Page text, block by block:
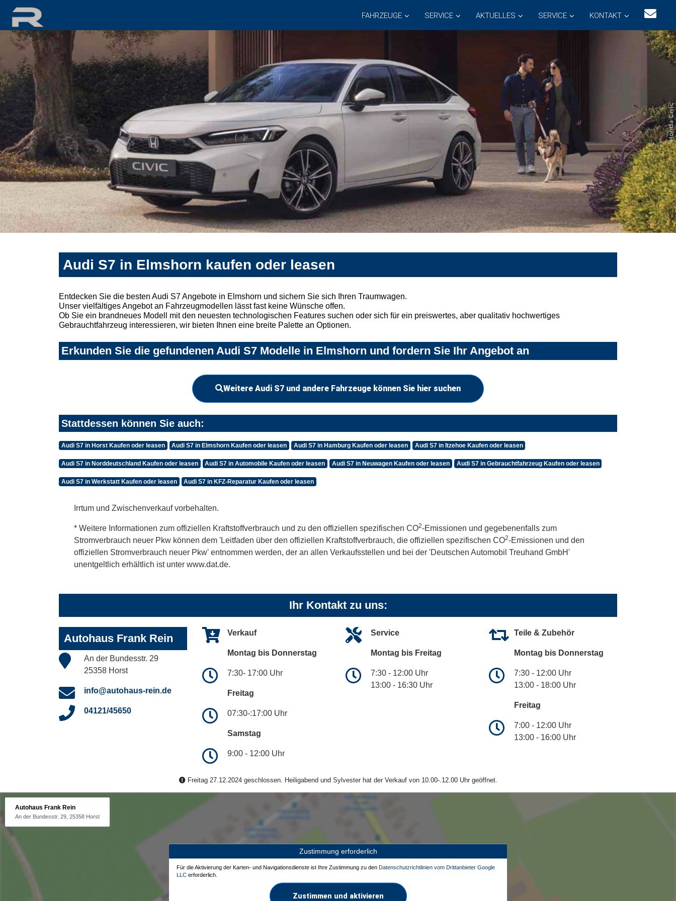
FAHRZEUGE SERVICE AKTUELLES SERVICE KONTAKT
Audi S7 in Elmshorn kaufen oder leasen
Entdecken Sie die besten Audi S7 Angebote in Elmshorn und sichern Sie sich Ihren Traumwagen.
Unser vielfältiges Angebot an Fahrzeugmodellen lässt fast keine Wünsche offen.
Ob Sie ein brandneues Modell mit den neuesten technologischen Features suchen oder sich für ein preiswertes, aber qualitativ hochwertiges
Gebrauchtfahrzeug interessieren, wir bieten Ihnen eine breite Palette an Optionen.
Erkunden Sie die gefundenen Audi S7 Modelle in Elmshorn und fordern Sie Ihr Angebot an
Weitere Audi S7 und andere Fahrzeuge können Sie hier suchen
Stattdessen können Sie auch:
Audi S7 in Horst Kaufen oder leasen Audi S7 in Elmshorn Kaufen oder leasen Audi S7 in Hamburg Kaufen oder leasen Audi S7 in Itzehoe Kaufen oder leasen
Audi S7 in Norddeutschland Kaufen oder leasen Audi S7 in Automobile Kaufen oder leasen Audi S7 in Neuwagen Kaufen oder leasen Audi S7 in Gebrauchtfahrzeug Kaufen oder leasen
Audi S7 in Werkstatt Kaufen oder leasen Audi S7 in KFZ-Reparatur Kaufen oder leasen
Irrtum und Zwischenverkauf vorbehalten.
* Weitere Informationen zum offiziellen Kraftstoffverbrauch und zu den offiziellen spezifischen CO2-Emissionen und gegebenenfalls zum
Stromverbrauch neuer Pkw können dem 'Leitfaden über den offiziellen Kraftstoffverbrauch, die offiziellen spezifischen CO2-Emissionen und den
offiziellen Stromverbrauch neuer Pkw' entnommen werden, der an allen Verkaufsstellen und bei der 'Deutschen Automobil Treuhand GmbH'
unentgeltlich erhältlich ist unter www.dat.de.
Ihr Kontakt zu uns:
Autohaus Frank Rein
An der Bundesstr. 29
25358 Horst
info@autohaus-rein.de
04121/45650
Verkauf
Montag bis Donnerstag
7:30- 17:00 Uhr
Freitag
07:30-:17:00 Uhr
Samstag
9:00 - 12:00 Uhr
Service
Montag bis Freitag
7:30 - 12:00 Uhr
13:00 - 16:30 Uhr
Teile & Zubehör
Montag bis Donnerstag
7:30 - 12:00 Uhr
13:00 - 18:00 Uhr
Freitag
7:00 - 12:00 Uhr
13:00 - 16:00 Uhr
Freitag 27.12.2024 geschlossen. Heiligabend und Sylvester hat der Verkauf von 10.00-.12.00 Uhr geöffnet.
Autohaus Frank Rein
An der Bundesstr. 29, 25358 Horst
Zustimmung erforderlich
Für die Aktivierung der Karten- und Navigationsdienste ist Ihre Zustimmung zu den Datenschutzrichtlinien vom Drittanbieter Google
LLC erforderlich.
Zustimmen und aktivieren